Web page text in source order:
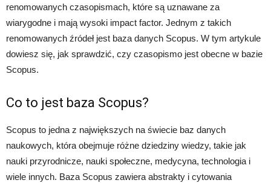
renomowanych czasopismach, które są uznawane za
wiarygodne i mają wysoki impact factor. Jednym z takich
renomowanych źródeł jest baza danych Scopus. W tym artykule
dowiesz się, jak sprawdzić, czy czasopismo jest obecne w bazie
Scopus.
Co to jest baza Scopus?
Scopus to jedna z największych na świecie baz danych
naukowych, która obejmuje różne dziedziny wiedzy, takie jak
nauki przyrodnicze, nauki społeczne, medycyna, technologia i
wiele innych. Baza Scopus zawiera abstrakty i cytowania